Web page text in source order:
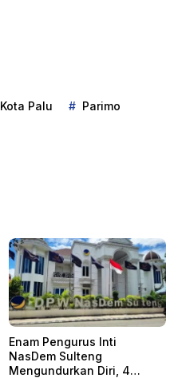
Kota Palu Parimo
Enam Pengurus Inti
NasDem Sulteng
Mengundurkan Diri, 4